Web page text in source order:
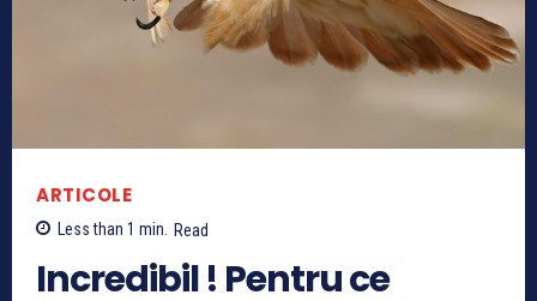
ARTICOLE
Less than 1 min. Read
Incredibil ! Pentru ce